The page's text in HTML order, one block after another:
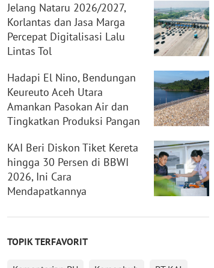
Jelang Nataru 2026/2027,
Korlantas dan Jasa Marga
Percepat Digitalisasi Lalu
Lintas Tol
Hadapi El Nino, Bendungan
Keureuto Aceh Utara
Amankan Pasokan Air dan
Tingkatkan Produksi Pangan
KAI Beri Diskon Tiket Kereta
hingga 30 Persen di BBWI
2026, Ini Cara
Mendapatkannya
TOPIK TERFAVORIT